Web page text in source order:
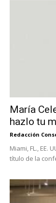
María
hazlo tu
Redacción
Miami, FL., EE.
título de la